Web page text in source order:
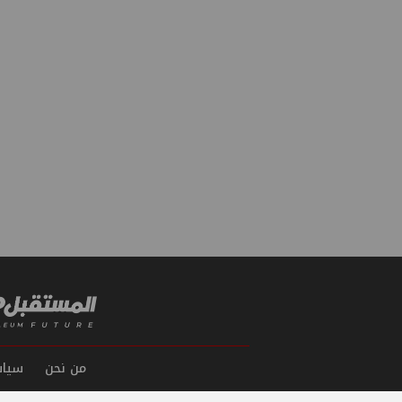
من نحن